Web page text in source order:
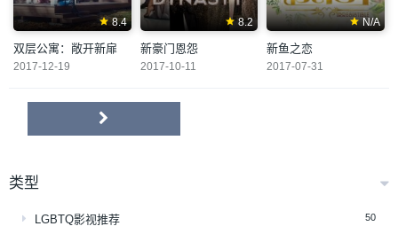
8.4
双层公寓：敞开新扉
2017-12-19
8.2
新豪门恩怨
2017-10-11
N/A
新鱼之恋
2017-07-31
类型
LGBTQ影视推荐 50